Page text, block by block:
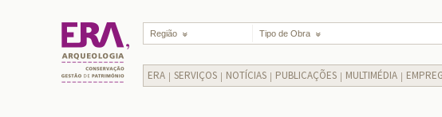
Região Tipo de Obra
ERA SERVIÇOS NOTÍCIAS PUBLICAÇÕES MULTIMÉDIA